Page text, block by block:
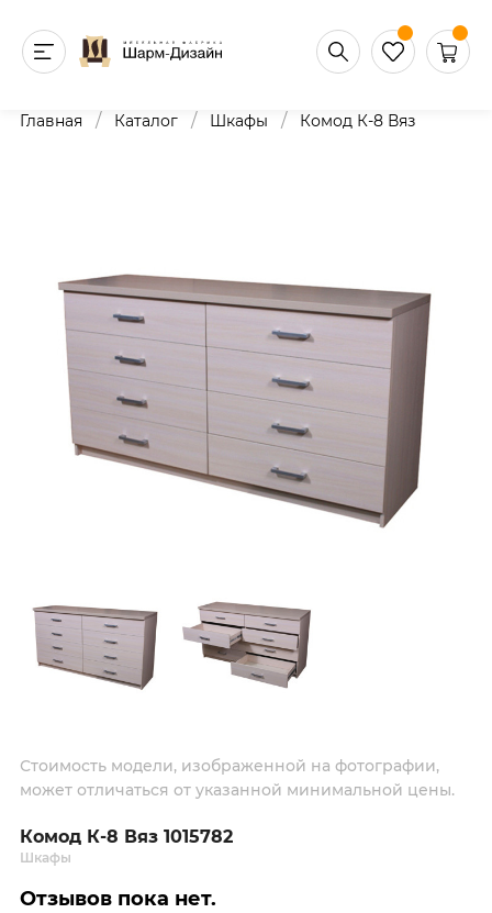
Главная / Каталог / Шкафы / Комод К-8 Вяз
Стоимость модели, изображенной на фотографии,
может отличаться от указанной минимальной цены.
Комод К-8 Вяз 1015782
Шкафы
Отзывов пока нет.